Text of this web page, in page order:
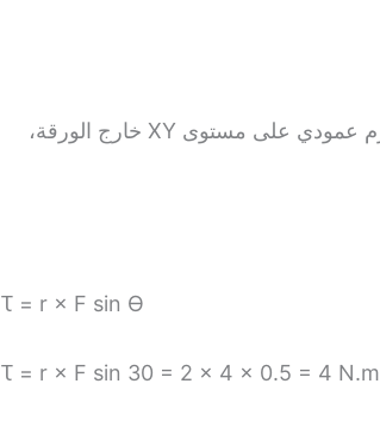
باستخدام قاعدة اليد اليُمنى يكون اتجاه العزم عمودي على مستوى XY خارج الورقة،
Ꚍ = r × F sin ϴ
Ꚍ = r × F sin 30 = 2 × 4 × 0.5 = 4 N.m